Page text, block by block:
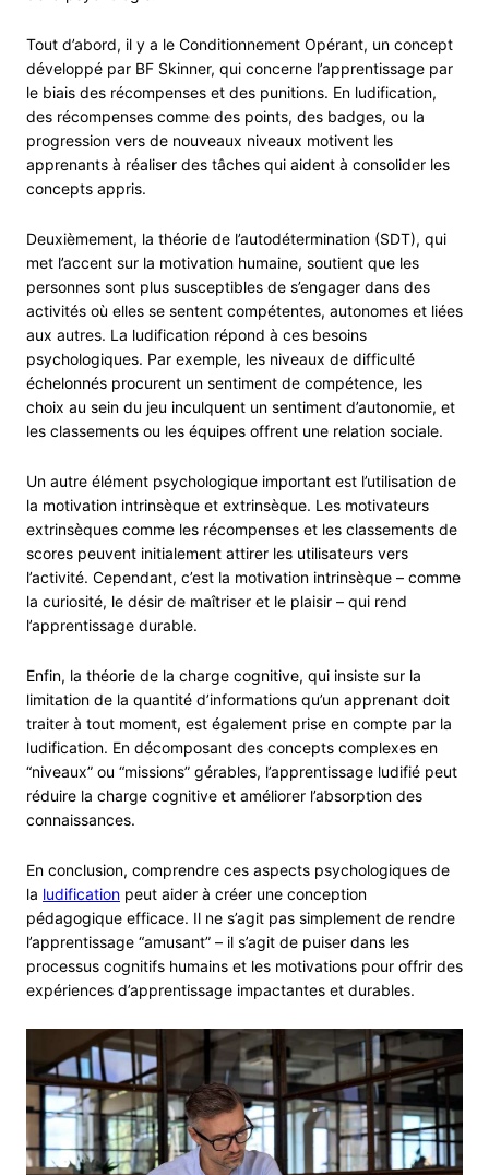
Tout d’abord, il y a le Conditionnement Opérant, un concept
développé par BF Skinner, qui concerne l’apprentissage par
le biais des récompenses et des punitions. En ludification,
des récompenses comme des points, des badges, ou la
progression vers de nouveaux niveaux motivent les
apprenants à réaliser des tâches qui aident à consolider les
concepts appris.
Deuxièmement, la théorie de l’autodétermination (SDT), qui
met l’accent sur la motivation humaine, soutient que les
personnes sont plus susceptibles de s’engager dans des
activités où elles se sentent compétentes, autonomes et liées
aux autres. La ludification répond à ces besoins
psychologiques. Par exemple, les niveaux de difficulté
échelonnés procurent un sentiment de compétence, les
choix au sein du jeu inculquent un sentiment d’autonomie, et
les classements ou les équipes offrent une relation sociale.
Un autre élément psychologique important est l’utilisation de
la motivation intrinsèque et extrinsèque. Les motivateurs
extrinsèques comme les récompenses et les classements de
scores peuvent initialement attirer les utilisateurs vers
l’activité. Cependant, c’est la motivation intrinsèque – comme
la curiosité, le désir de maîtriser et le plaisir – qui rend
l’apprentissage durable.
Enfin, la théorie de la charge cognitive, qui insiste sur la
limitation de la quantité d’informations qu’un apprenant doit
traiter à tout moment, est également prise en compte par la
ludification. En décomposant des concepts complexes en
“niveaux” ou “missions” gérables, l’apprentissage ludifié peut
réduire la charge cognitive et améliorer l’absorption des
connaissances.
En conclusion, comprendre ces aspects psychologiques de
la ludification peut aider à créer une conception
pédagogique efficace. Il ne s’agit pas simplement de rendre
l’apprentissage “amusant” – il s’agit de puiser dans les
processus cognitifs humains et les motivations pour offrir des
expériences d’apprentissage impactantes et durables.